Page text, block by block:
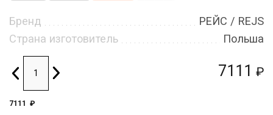
7111 ₽
Бренд
РЕЙС / REJS
Страна изготовитель
Польша
7111 ₽